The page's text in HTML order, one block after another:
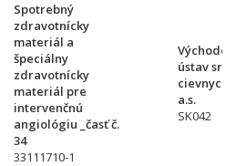
Spotrebný
zdravotnícky
materiál a
špeciálny
zdravotnícky
materiál pre
intervenčnú
angiológiu _časť č.
34
33111710-1
ústav
cievnych
a.s.
SK042